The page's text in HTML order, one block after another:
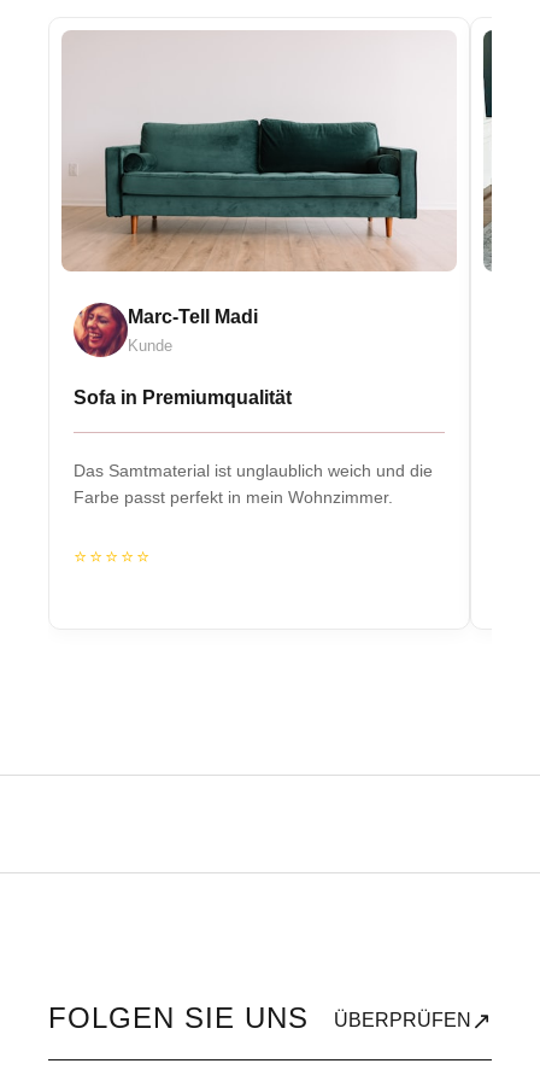
Marc-Tell Madi
Kunde
Sofa in Premiumqualität
Das Samtmaterial ist unglaublich weich und die
Farbe passt perfekt in mein Wohnzimmer.
⭐⭐⭐⭐⭐
FOLGEN SIE UNS ÜBERPRÜFEN ↗